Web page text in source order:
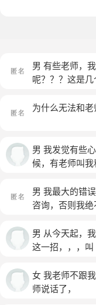
男 有些老师，
呢？？？这是几
为什么无法和老
男 我发觉有些
候，有老师叫
么要私聊我？？
男 我最大的错
咨询，否则我
男 从今天起，
这一招，，，
气，，，，，
友，，，，本人
女 我老师不跟
师说话了，